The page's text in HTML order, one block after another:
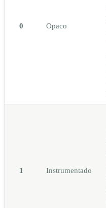
0 Opaco
1 Instrumentado